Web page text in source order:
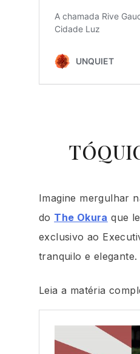
Imagine mergulhar
do The Okura que
exclusivo ao
tranquilo e elegante.
Leia a matéria